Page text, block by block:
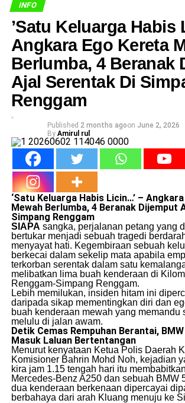
INFO
​’Satu Keluarga Habis
Angkara Ego Kereta
Berlumba, 4 Beranak
Ajal Serentak Di
Renggam
Published 2 months agoon June 2, 2026
By Amirul rul
‘Satu Keluarga Habis Licin…’ –
Mewah Berlumba, 4 Beranak Dijemput
Simpang Renggam
SIAPA sangka, perjalanan petang yang
bertukar menjadi sebuah tragedi
menyayat hati. Kegembiraan sebuah
berkecai dalam sekelip mata apabila
terkorban serentak dalam satu
melibatkan lima buah kenderaan di
Renggam-Simpang Renggam.
​Lebih memilukan, insiden hitam ini
daripada sikap mementingkan diri dan
buah kenderaan mewah yang memandu
melulu di jalan awam.
Detik Cemas Rempuhan Berantai,
Masuk Laluan Bertentangan
​Menurut kenyataan Ketua Polis Daerah
Komisioner Bahrin Mohd Noh, kejadian
kira jam 1.15 tengah hari itu
Mercedes-Benz A250 dan sebuah BMW
dua kenderaan berkenaan dipercayai
berbahaya dari arah Kluang menuju ke